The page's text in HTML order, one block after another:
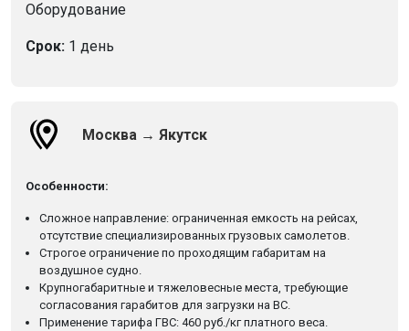
Оборудование
Срок: 1 день
Москва → Якутск
Особенности:
Сложное направление: ограниченная емкость на рейсах,
отсутствие специализированных грузовых самолетов.
Строгое ограничение по проходящим габаритам на
воздушное судно.
Крупногабаритные и тяжеловесные места, требующие
согласования гарабитов для загрузки на ВС.
Применение тарифа ГВС: 460 руб./кг платного веса.